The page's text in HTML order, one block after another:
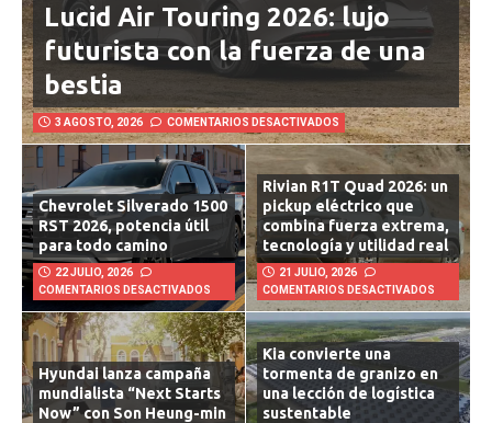
Lucid Air Touring 2026: lujo
futurista con la fuerza de una
bestia
3 AGOSTO, 2026 COMENTARIOS DESACTIVADOS
Chevrolet Silverado 1500
RST 2026, potencia útil
para todo camino
22 JULIO, 2026
COMENTARIOS DESACTIVADOS
Rivian R1T Quad 2026: un
pickup eléctrico que
combina fuerza extrema,
tecnología y utilidad real
21 JULIO, 2026
COMENTARIOS DESACTIVADOS
Hyundai lanza campaña
mundialista “Next Starts
Now” con Son Heung-min
Kia convierte una
tormenta de granizo en
una lección de logística
sustentable